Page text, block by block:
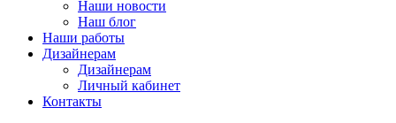
Наши новости
Наш блог
Наши работы
Дизайнерам
Дизайнерам
Личный кабинет
Контакты